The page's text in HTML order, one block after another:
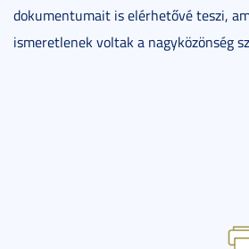
dokumentumait is elérhetővé teszi,
ismeretlenek voltak a nagyközönség